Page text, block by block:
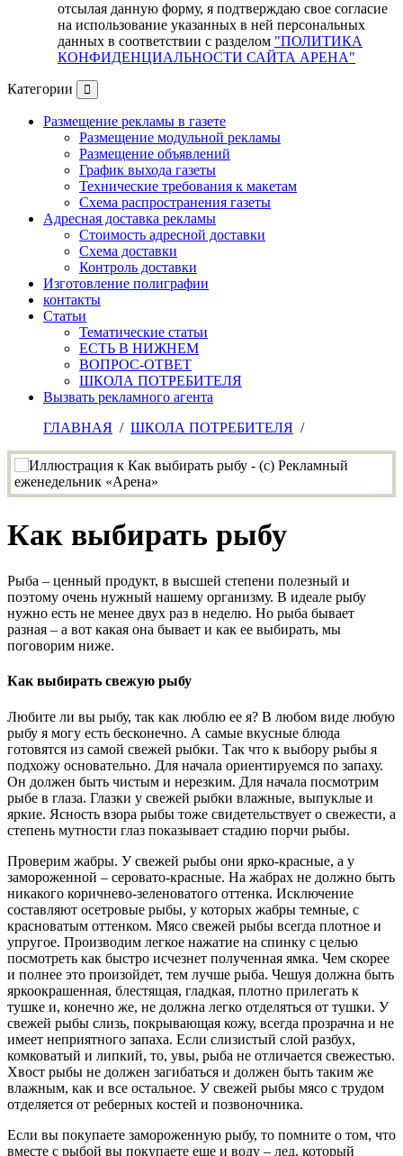
отсылая данную форму, я подтверждаю свое согласие
на использование указанных в ней персональных
данных в соответствии с разделом "ПОЛИТИКА
КОНФИДЕНЦИАЛЬНОСТИ САЙТА АРЕНА"
Категории
Размещение рекламы в газете
Размещение модульной рекламы
Размещение объявлений
График выхода газеты
Технические требования к макетам
Схема распространения газеты
Адресная доставка рекламы
Стоимость адресной доставки
Схема доставки
Контроль доставки
Изготовление полиграфии
контакты
Статьи
Тематические статьи
ЕСТЬ В НИЖНЕМ
ВОПРОС-ОТВЕТ
ШКОЛА ПОТРЕБИТЕЛЯ
Вызвать рекламного агента
ГЛАВНАЯ / ШКОЛА ПОТРЕБИТЕЛЯ /
Как выбирать рыбу
Рыба – ценный продукт, в высшей степени полезный и
поэтому очень нужный нашему организму. В идеале рыбу
нужно есть не менее двух раз в неделю. Но рыба бывает
разная – а вот какая она бывает и как ее выбирать, мы
поговорим ниже.
Как выбирать свежую рыбу
Любите ли вы рыбу, так как люблю ее я? В любом виде любую
рыбу я могу есть бесконечно. А самые вкусные блюда
готовятся из самой свежей рыбки. Так что к выбору рыбы я
подхожу основательно. Для начала ориентируемся по запаху.
Он должен быть чистым и нерезким. Для начала посмотрим
рыбе в глаза. Глазки у свежей рыбки влажные, выпуклые и
яркие. Ясность взора рыбы тоже свидетельствует о свежести, а
степень мутности глаз показывает стадию порчи рыбы.
Проверим жабры. У свежей рыбы они ярко-красные, а у
замороженной – серовато-красные. На жабрах не должно быть
никакого коричнево-зеленоватого оттенка. Исключение
составляют осетровые рыбы, у которых жабры темные, с
красноватым оттенком. Мясо свежей рыбы всегда плотное и
упругое. Производим легкое нажатие на спинку с целью
посмотреть как быстро исчезнет полученная ямка. Чем скорее
и полнее это произойдет, тем лучше рыба. Чешуя должна быть
яркоокрашенная, блестящая, гладкая, плотно прилегать к
тушке и, конечно же, не должна легко отделяться от тушки. У
свежей рыбы слизь, покрывающая кожу, всегда прозрачна и не
имеет неприятного запаха. Если слизистый слой разбух,
комковатый и липкий, то, увы, рыба не отличается свежестью.
Хвост рыбы не должен загибаться и должен быть таким же
влажным, как и все остальное. У свежей рыбы мясо с трудом
отделяется от реберных костей и позвоночника.
Если вы покупаете замороженную рыбу, то помните о том, что
вместе с рыбой вы покупаете еще и воду – лед, который